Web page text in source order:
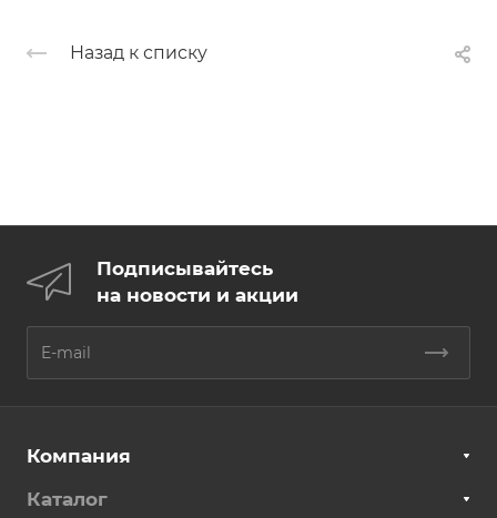
Назад к списку
Подписывайтесь
на новости и акции
Компания
Каталог